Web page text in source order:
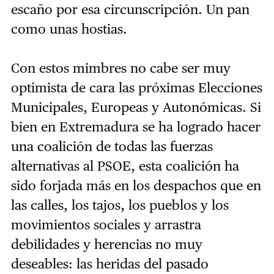
escaño por esa circunscripción. Un pan
como unas hostias.
Con estos mimbres no cabe ser muy
optimista de cara las próximas Elecciones
Municipales, Europeas y Autonómicas. Si
bien en Extremadura se ha logrado hacer
una coalición de todas las fuerzas
alternativas al PSOE, esta coalición ha
sido forjada más en los despachos que en
las calles, los tajos, los pueblos y los
movimientos sociales y arrastra
debilidades y herencias no muy
deseables: las heridas del pasado